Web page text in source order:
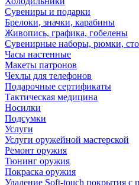
Сувениры и подарки
Брелоки, значки, карабины
Живопись, графика, гобелены
Сувенирные наборы, рюмки,
Часы настенные
Макеты патронов
Чехлы для телефонов
Подарочные сертификаты
Тактическая медицина
Носилки
Подсумки
Услуги
Услуги оружейной мастерской
Ремонт оружия
Тюнинг оружия
Покраска оружия
Удаление Soft-touch покрытия с